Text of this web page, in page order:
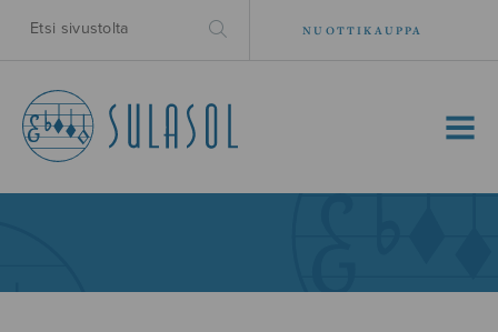
NUOTTIKAUPPA
MENU